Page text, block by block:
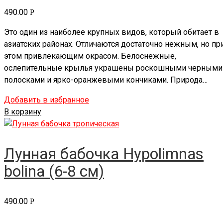
490.00 Р
Это один из наиболее крупных видов, который обитает в
азиатских районах. Отличаются достаточно нежным, но
этом привлекающим окрасом. Белоснежные,
ослепительные крылья украшены роскошными черными
полосками и ярко-оранжевыми кончиками. Природа…
Добавить в избранное
В корзину
Лунная бабочка Hypolimnas
bolina (6-8 см)
490.00 Р